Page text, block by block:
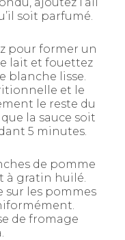
soit parfumé.
pour former un
lait et fouettez
blanche lisse.
et le
le reste du
la sauce soit
5 minutes.
de pomme
à gratin huilé.
sur les pommes
de fromage